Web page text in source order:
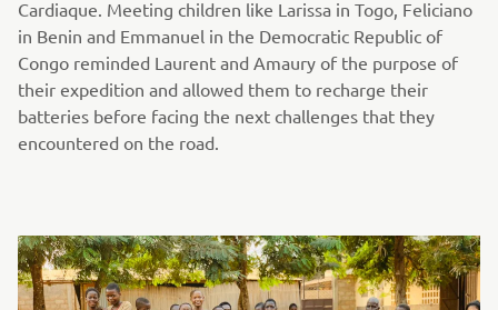
Cardiaque. Meeting children like Larissa in Togo, Feliciano
in Benin and Emmanuel in the Democratic Republic of
Congo reminded Laurent and Amaury of the purpose of
their expedition and allowed them to recharge their
batteries before facing the next challenges that they
encountered on the road.